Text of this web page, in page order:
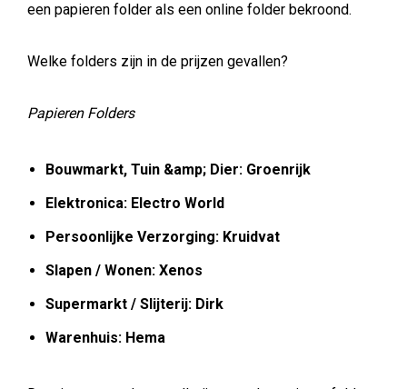
een papieren folder als een online folder bekroond.
Welke folders zijn in de prijzen gevallen?
Papieren Folders
Bouwmarkt, Tuin &amp; Dier: Groenrijk
Elektronica: Electro World
Persoonlijke Verzorging: Kruidvat
Slapen / Wonen: Xenos
Supermarkt / Slijterij: Dirk
Warenhuis: Hema